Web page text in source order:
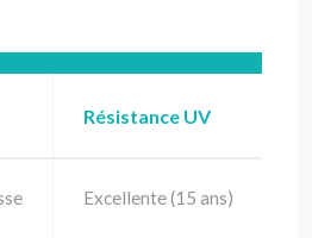
Résistance UV
Excellente (15 ans)